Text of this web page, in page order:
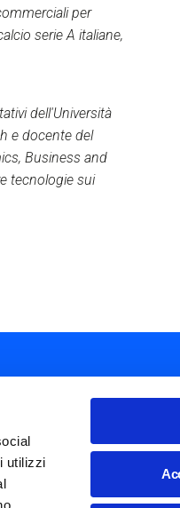
utilizzi
per
serie A italiane,
dell'Università
e docente del
Business and
tecnologie sui